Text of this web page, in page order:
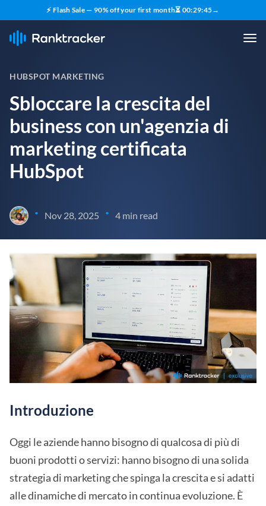
⚡ Flash Sale — 90% off your first month⏳ 00:29:44→
HUBSPOT MARKETING
Sbloccare la crescita del
business con un'agenzia di
marketing certificata
HubSpot
• Nov 28, 2025 • 4 min read
Introduzione
Oggi le aziende hanno bisogno di qualcosa di più di
buoni prodotti o servizi: hanno bisogno di una solida
strategia di marketing che spinga la crescita e si adatti
alle dinamiche di mercato in continua evoluzione. È